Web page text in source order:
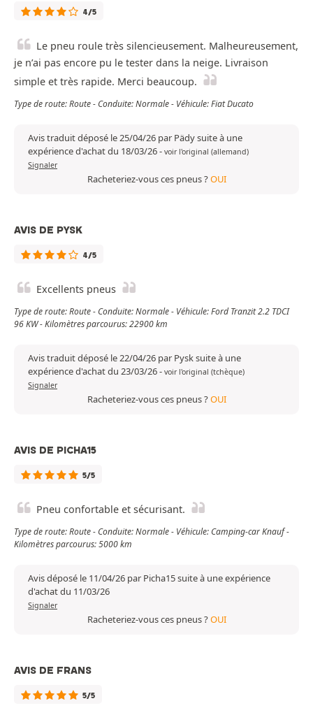
4/5
Le pneu roule très silencieusement. Malheureusement,
je n’ai pas encore pu le tester dans la neige. Livraison
simple et très rapide. Merci beaucoup.
Type de route: Route - Conduite: Normale - Véhicule: Fiat Ducato
Avis traduit déposé le 25/04/26 par Pädy suite à une
expérience d'achat du 18/03/26- voir l'original (allemand)
Signaler
Racheteriez-vous ces pneus ?OUI
AVIS DE PYSK
4/5
Excellents pneus
Type de route: Route - Conduite: Normale - Véhicule: Ford Tranzit 2.2 TDCI
96 KW - Kilomètres parcourus: 22900 km
Avis traduit déposé le 22/04/26 par Pysk suite à une
expérience d'achat du 23/03/26- voir l'original (tchèque)
Signaler
Racheteriez-vous ces pneus ?OUI
AVIS DE PICHA15
5/5
Pneu confortable et sécurisant.
Type de route: Route - Conduite: Normale - Véhicule: Camping-car Knauf -
Kilomètres parcourus: 5000 km
Avis déposé le 11/04/26 par Picha15 suite à une expérience
d'achat du 11/03/26
Signaler
Racheteriez-vous ces pneus ?OUI
AVIS DE FRANS
5/5